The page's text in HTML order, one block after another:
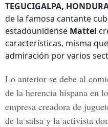
TEGUCIGALPA,
de la famosa cantante
estadounidense Mattel
características, misma
admiración por varios
Lo anterior se debe al
de la herencia hispana en
empresa creadora de
de la salsa y la activista